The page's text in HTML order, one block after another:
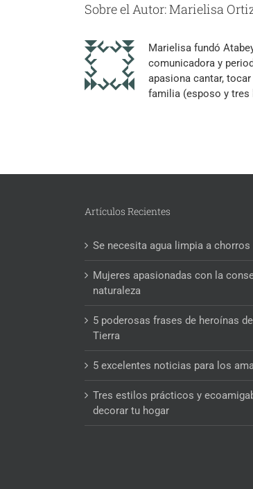
Sobre el Autor:Marielisa
Marielisa fundó
comunicadora y
apasiona cantar,
familia (esposo y tres
Artículos Recientes
Se necesita agua limpia a chorros
Mujeres apasionadas con la
naturaleza
5 poderosas frases de heroínas
Tierra
5 excelentes noticias para los
Tres estilos prácticos y
decorar tu hogar